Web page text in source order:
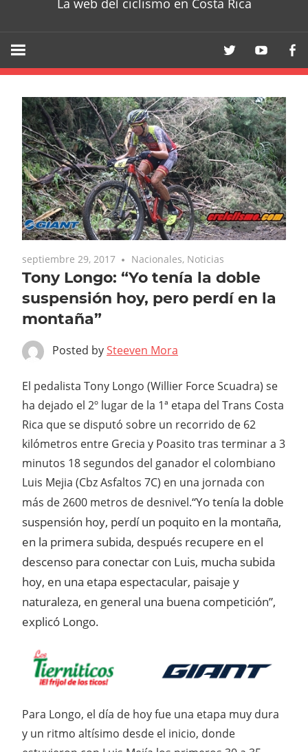
La web del ciclismo en Costa Rica
septiembre 29, 2017 Nacionales, Noticias
Tony Longo: “Yo tenía la doble
suspensión hoy, pero perdí en la
montaña”
Posted bySteeven Mora
El pedalista Tony Longo (Willier Force Scuadra) se
ha dejado el 2º lugar de la 1ª etapa del Trans Costa
Rica que se disputó sobre un recorrido de 62
kilómetros entre Grecia y Poasito tras terminar a 3
minutos 18 segundos del ganador el colombiano
Luis Mejia (Cbz Asfaltos 7C) en una jornada con
más de 2600 metros de desnivel.“Yo tenía la doble
suspensión hoy, perdí un poquito en la montaña,
en la primera subida, después recupere en el
descenso para conectar con Luis, mucha subida
hoy, en una etapa espectacular, paisaje y
naturaleza, en general una buena competición”,
explicó Longo.
Para Longo, el día de hoy fue una etapa muy dura
y un ritmo altísimo desde el inicio, donde